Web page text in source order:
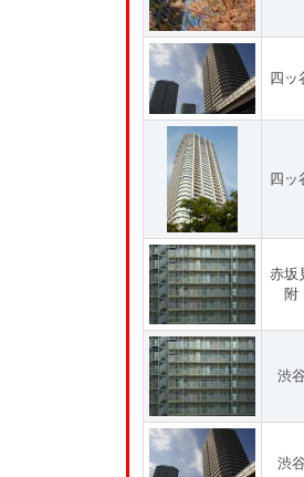
四ッ
四ッ
赤坂
附
渋谷
渋